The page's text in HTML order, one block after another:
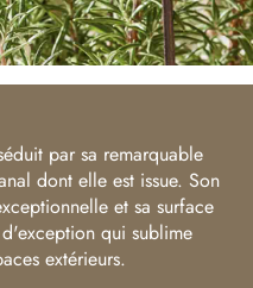
par sa remarquable
dont elle est issue. Son
et sa surface
qui sublime
extérieurs.